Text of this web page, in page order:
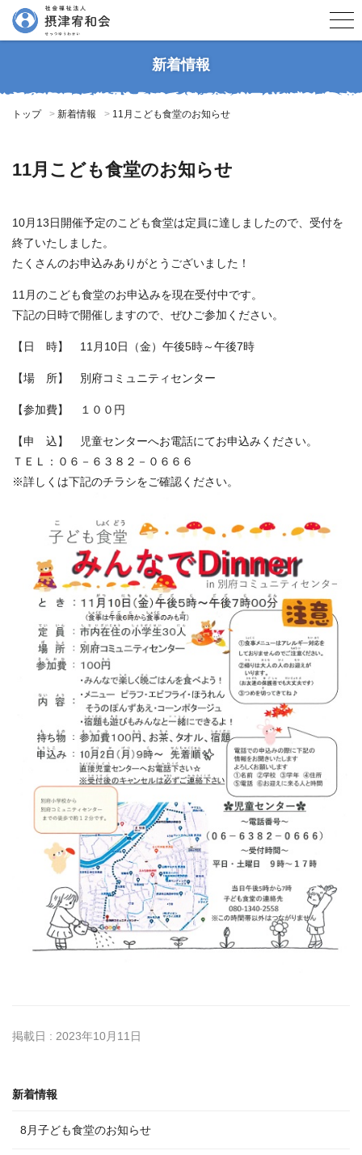
新着情報
トップ 新着情報 11月こども食堂のお知らせ
11月こども食堂のお知らせ
10月13日開催予定のこども食堂は定員に達しましたので、受付を
終了いたしました。
たくさんのお申込みありがとうございました！
11月のこども食堂のお申込みを現在受付中です。
下記の日時で開催しますので、ぜひご参加ください。
【日 時】 11月10日（金）午後5時～午後7時
【場 所】 別府コミュニティセンター
【参加費】 １００円
【申 込】 児童センターへお電話にてお申込みください。
ＴＥＬ：０６－６３８２－０６６６
※詳しくは下記のチラシをご確認ください。
掲載日 : 2023年10月11日
新着情報
8月子ども食堂のお知らせ